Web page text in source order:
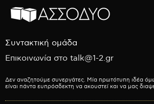
Συντακτική ομάδα
Επικοινωνία στο talk@1-2.gr
Δεν αναζητούμε συνεργάτες. Μία πρωτότυπη ιδέα
είναι πάντα ευπρόσδεκτη να ακουστεί και να μας